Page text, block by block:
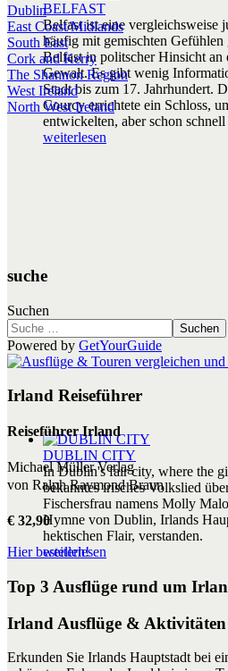
BELFAST
Belfast ist eine vergleichsweise
häufig mit gemischten
Belfast in politscher Hinsicht an
Gewalt. Es gibt wenig
Stadt bis zum 17. Jahrhundert.
Courcy errichtete ein Schloss,
entwickelten, aber schon
weiterlesen
DUBLIN CITY
In Dublin's fair city, where the
bekanntes irisches Volkslied
Fischersfrau namens Molly
Hymne von Dublin, Irlands
hektischen Flair, verstanden.
weiterlesen
Dublin
East Coast/Midlands
South East
Cork and Kerry
The Shannon Region
West Ireland
North West Ireland
suche
Suchen
Suchen
Powered by GetYourGuide
Irland Reiseführer
Reiseführer Irland
Michael Müller Verlag
von Ralph Raymond Braun
€ 32,90
Hier bestellen!
Top 3 Ausflüge rund um
Irland Ausflüge & Aktivitäten
Erkunden Sie Irlands Hauptstadt bei